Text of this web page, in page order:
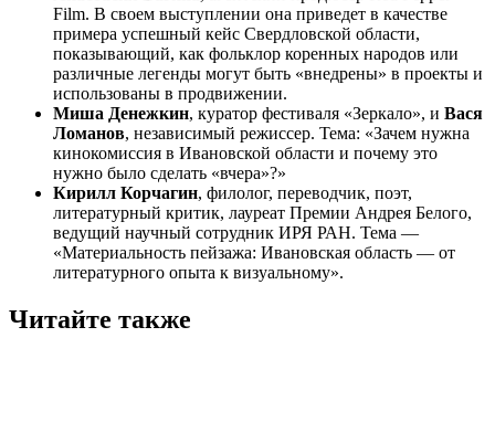
Film. В своем выступлении она приведет в качестве
примера успешный кейс Свердловской области,
показывающий, как фольклор коренных народов или
различные легенды могут быть «внедрены» в проекты и
использованы в продвижении.
Миша Денежкин, куратор фестиваля «Зеркало», и Вася
Ломанов, независимый режиссер. Тема: «Зачем нужна
кинокомиссия в Ивановской области и почему это
нужно было сделать «вчера»?»
Кирилл Корчагин, филолог, переводчик, поэт,
литературный критик, лауреат Премии Андрея Белого,
ведущий научный сотрудник ИРЯ РАН. Тема —
«Материальность пейзажа: Ивановская область — от
литературного опыта к визуальному».
Читайте также